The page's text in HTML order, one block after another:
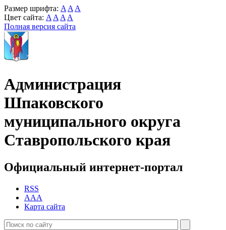
Размер шрифта: A A A
Цвет сайта: A A A A
Полная версия сайта
Администрация
Шпаковского
муниципального округа
Ставропольского края
Официальный интернет-портал
RSS
AAA
Карта сайта